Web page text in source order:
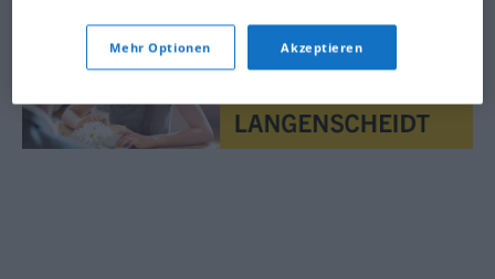
Mehr Optionen Akzeptieren